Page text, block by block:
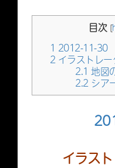
目次 [
1 2012-11-30
2イラストレー
2.1 地図
2.2シア
イラス